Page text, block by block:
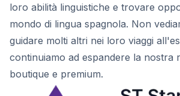
loro abilità linguistiche e trovare
mondo di lingua spagnola. Non
guidare molti altri nei loro viaggi
continuiamo ad espandere la nostra
boutique e premium.